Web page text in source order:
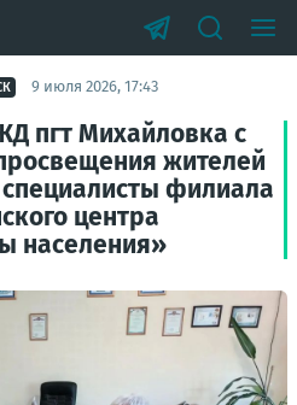
9 июля 2026, 17:43
пгт Михайловка с
жителей
филиала
центра
населения»